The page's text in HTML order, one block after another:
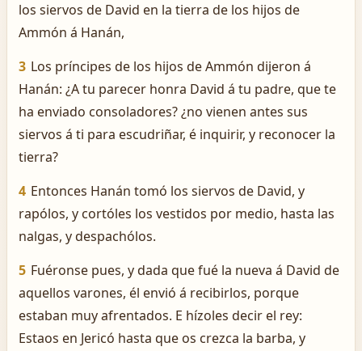
los siervos de David en la tierra de los hijos de
Ammón á Hanán,
3 Los príncipes de los hijos de Ammón dijeron á
Hanán: ¿A tu parecer honra David á tu padre, que te
ha enviado consoladores? ¿no vienen antes sus
siervos á ti para escudriñar, é inquirir, y reconocer la
tierra?
4 Entonces Hanán tomó los siervos de David, y
rapólos, y cortóles los vestidos por medio, hasta las
nalgas, y despachólos.
5 Fuéronse pues, y dada que fué la nueva á David de
aquellos varones, él envió á recibirlos, porque
estaban muy afrentados. E hízoles decir el rey:
Estaos en Jericó hasta que os crezca la barba, y